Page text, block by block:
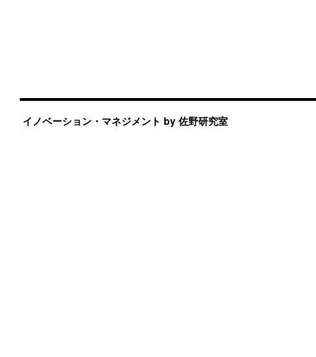
イノベーション・マネジメント by 佐野研究室